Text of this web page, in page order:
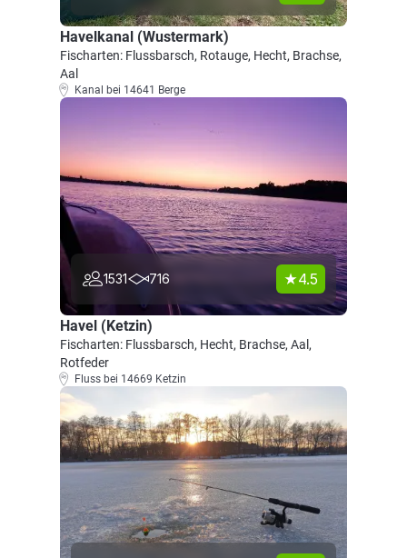
Havelkanal (Wustermark)
Fischarten: Flussbarsch, Rotauge, Hecht, Brachse,
Aal
Kanal bei 14641 Berge
1531 716 4.5
Havel (Ketzin)
Fischarten: Flussbarsch, Hecht, Brachse, Aal,
Rotfeder
Fluss bei 14669 Ketzin